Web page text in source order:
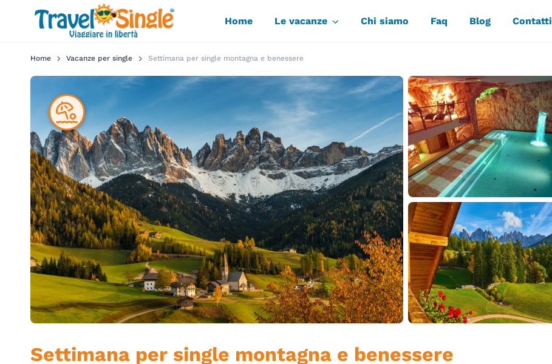
Home Le vacanze Chi siamo Faq Blog Contatti
Home Vacanze per single Settimana per single montagna e benessere
Settimana per single montagna e benessere